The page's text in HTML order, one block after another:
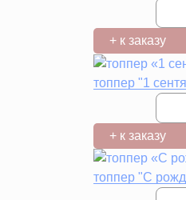
+ к заказу
топпер "1
+ к заказу
топпер "С